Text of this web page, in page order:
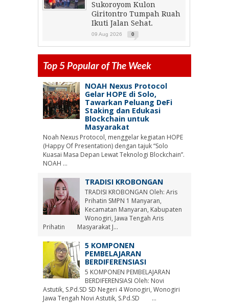
Sukoroyom Kulon
Giritontro Tumpah Ruah
Ikuti Jalan Sehat.
09 Aug 2026 0
Top 5 Popular of The Week
NOAH Nexus Protocol
Gelar HOPE di Solo,
Tawarkan Peluang DeFi
Staking dan Edukasi
Blockchain untuk
Masyarakat
Noah Nexus Protocol, menggelar kegiatan HOPE
(Happy Of Presentation) dengan tajuk “Solo
Kuasai Masa Depan Lewat Teknologi Blockchain”.
NOAH ...
TRADISI KROBONGAN
TRADISI KROBONGAN Oleh: Aris
Prihatin SMPN 1 Manyaran,
Kecamatan Manyaran, Kabupaten
Wonogiri, Jawa Tengah Aris
Prihatin Masyarakat J...
5 KOMPONEN
PEMBELAJARAN
BERDIFERENSIASI
5 KOMPONEN PEMBELAJARAN
BERDIFERENSIASI Oleh: Novi
Astutik, S.Pd.SD SD Negeri 4 Wonogiri, Wonogiri
Jawa Tengah Novi Astutik, S.Pd.SD ...